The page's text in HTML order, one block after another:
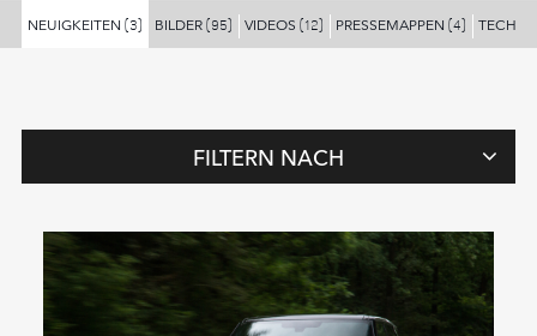
NEUIGKEITEN (3) BILDER(95) VIDEOS (12) PRESSEMAPPEN (4)
FILTERN NACH